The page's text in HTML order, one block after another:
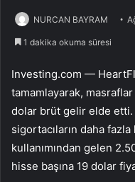
NURCAN BAYRAM
1 dakika okuma süresi
Investing.com —
tamamlayarak,
dolar brüt gelir elde
sigortacıların daha
kullanımından gelen
hisse başına 19 dolar